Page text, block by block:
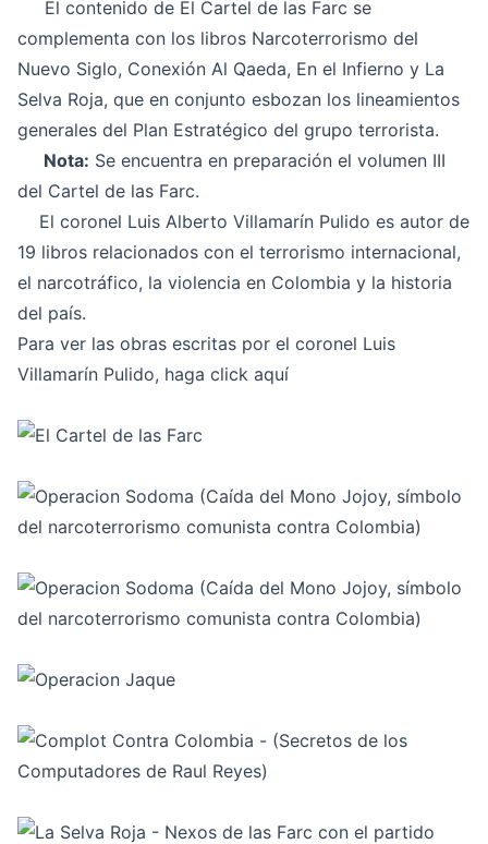
El contenido de El Cartel de las Farc se
complementa con los libros Narcoterrorismo del
Nuevo Siglo, Conexión Al Qaeda, En el Infierno y La
Selva Roja, que en conjunto esbozan los lineamientos
generales del Plan Estratégico del grupo terrorista.
Nota: Se encuentra en preparación el volumen III
del Cartel de las Farc.
El coronel Luis Alberto Villamarín Pulido es autor de
19 libros relacionados con el terrorismo internacional,
el narcotráfico, la violencia en Colombia y la historia
del país.
Para ver las obras escritas por el coronel Luis
Villamarín Pulido, haga click aquí